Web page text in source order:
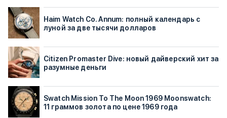
Haim Watch Co. Annum: полный календарь с
луной за две тысячи долларов
Citizen Promaster Dive: новый дайверский хит за
разумные деньги
Swatch Mission To The Moon 1969 Moonswatch:
11 граммов золота по цене 1969 года